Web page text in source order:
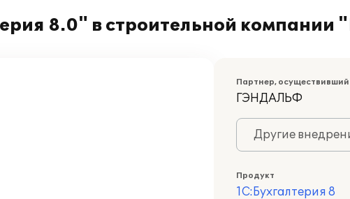
8.0" в строительной компании
Партнер,
ГЭНДАЛЬФ
Другие
Продукт
1С:Бухгалтерия 8